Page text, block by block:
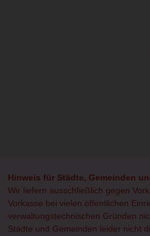
Hinweis für Städte, Gemeinden
Wir liefern ausschließlich gegen
Vorkasse bei vielen öffentlichen
verwaltungstechnischen Gründen
Städte und Gemeinden leider nicht